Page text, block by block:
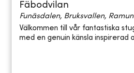
Fäbodvilan
Funäsdalen, Bruksvallen,
Välkommen till vår fantastiska
med en genuin känsla inspirerad